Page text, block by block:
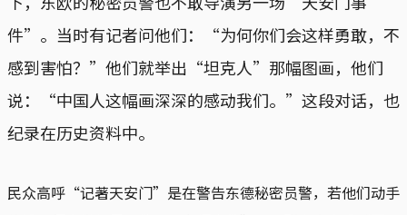
件”。当时有记者问他们：“为何你们会这样勇敢，不
感到害怕？”他们就举出“坦克人”那幅图画，他们
说：“中国人这幅画深深的感动我们。”这段对话，也
纪录在历史资料中。
民众高呼“记著天安门”是在警告东德秘密员警，若他们动手